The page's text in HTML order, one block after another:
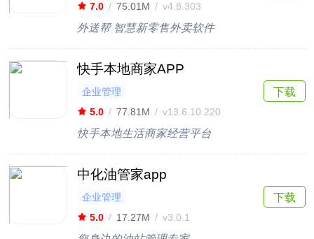
7.0 / 75.01M / v4.8.303
外送帮 智慧新零售外卖软件
快手本地商家APP
企业管理
5.0 / 77.81M / v13.6.10.220
快手本地生活商家经营平台
下载
中化油管家app
企业管理
5.0 / 17.27M / v3.0.1
下载